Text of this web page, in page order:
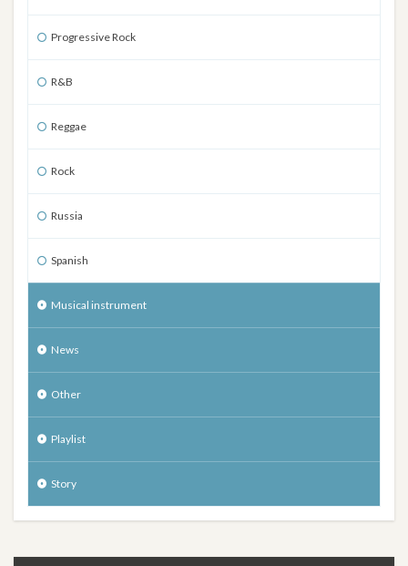
Progressive Rock
R&B
Reggae
Rock
Russia
Spanish
Musical instrument
News
Other
Playlist
Story